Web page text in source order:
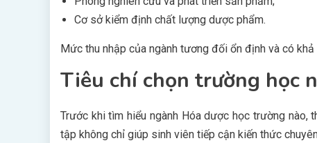
Cơ sở kiểm định chất lượng dược phẩm.
Mức thu nhập của ngành tương đối ổn định và có
Tiêu chí chọn trường học
Trước khi tìm hiểu ngành Hóa dược học trường
tập không chỉ giúp sinh viên tiếp cận kiến thức